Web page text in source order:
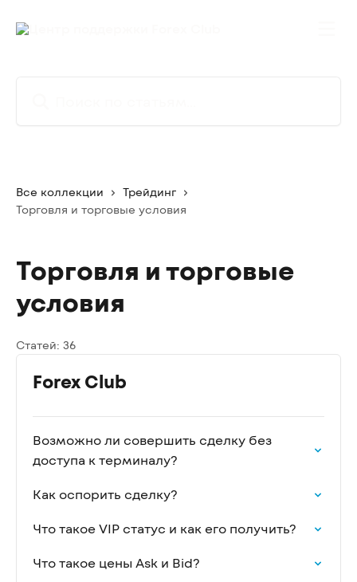
Все коллекции
Трейдинг
Торговля и торговые условия
Торговля и торговые
условия
Статей: 36
Forex Club
Возможно ли совершить сделку без
доступа к терминалу?
Как оспорить сделку?
Что такое VIP статус и как его получить?
Что такое цены Ask и Bid?